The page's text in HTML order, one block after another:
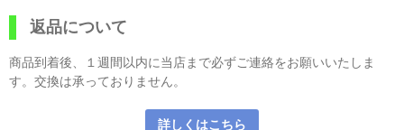
返品について
商品到着後、１週間以内に当店まで必ずご連絡をお願いいたしま
す。交換は承っておりません。
詳しくはこちら